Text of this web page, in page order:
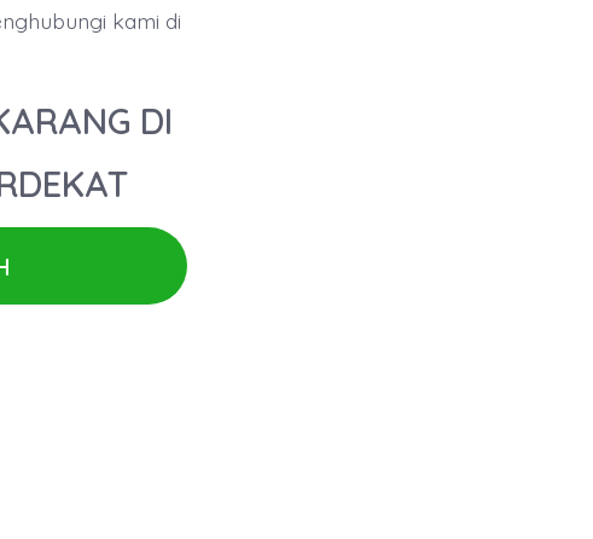
kami di
DI